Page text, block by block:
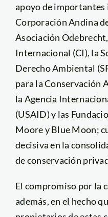
apoyo de
Corporación Andina
Asociación
Internacional (CI), la
Derecho Ambiental
para la Conservación
la Agencia
(USAID) y las
Moore y Blue Moon;
decisiva en la
de conservación
El compromiso por la
además, en el hecho